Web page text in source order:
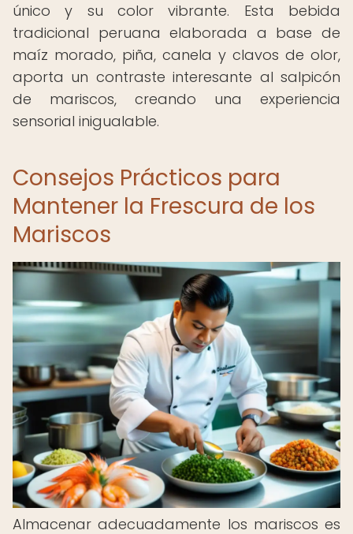
único y su color vibrante. Esta bebida
tradicional peruana elaborada a base de
maíz morado, piña, canela y clavos de olor,
aporta un contraste interesante al salpicón
de mariscos, creando una experiencia
sensorial inigualable.
Consejos Prácticos para
Mantener la Frescura de los
Mariscos
Almacenar adecuadamente los mariscos es